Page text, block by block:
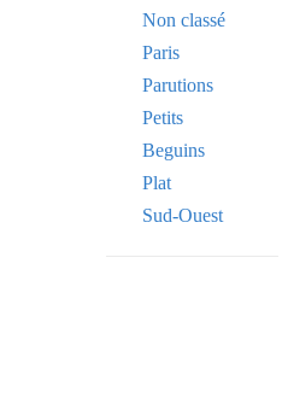
Non classé
Paris
Parutions
Petits
Beguins
Plat
Sud-Ouest